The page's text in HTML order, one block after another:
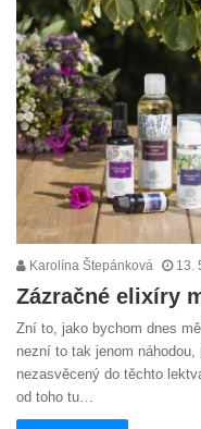
Karolína Štepánková 13.
Zázračné elixíry
Zní to, jako bychom dnes
nezní to tak jenom
nezasvěcený do těchto
od toho tu…